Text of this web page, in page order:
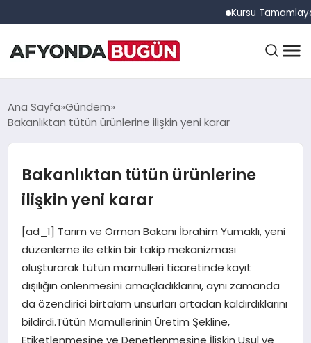
Kursu Tamamlayan
ANASAYFA
EĞITIM
EKONOMI
Ana Sayfa Gündem
Bakanlıktan tütün ürünlerine ilişkin yeni karar
Bakanlıktan tütün ürünlerine
ilişkin yeni karar
[ad_1] Tarım ve Orman Bakanı İbrahim Yumaklı, yeni
düzenleme ile etkin bir takip mekanizması
oluşturarak tütün mamulleri ticaretinde kayıt
dışılığın önlenmesini amaçladıklarını, aynı zamanda
da özendirici birtakım unsurları ortadan kaldırdıklarını
bildirdi.Tütün Mamullerinin Üretim Şekline,
Etiketlenmesine ve Denetlenmesine İlişkin Usul ve